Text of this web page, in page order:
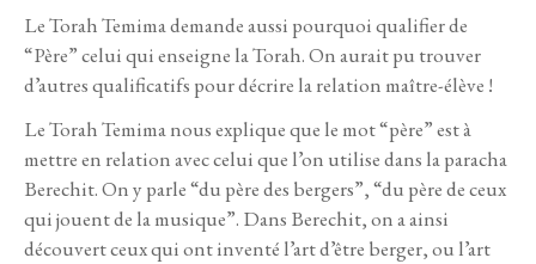
Le Torah Temima demande aussi pourquoi qualifier de
“Père” celui qui enseigne la Torah. On aurait pu trouver
d’autres qualificatifs pour décrire la relation maître-élève !
Le Torah Temima nous explique que le mot “père” est à
mettre en relation avec celui que l’on utilise dans la paracha
Berechit. On y parle “du père des bergers”, “du père de ceux
qui jouent de la musique”. Dans Berechit, on a ainsi
découvert ceux qui ont inventé l’art d’être berger, ou l’art